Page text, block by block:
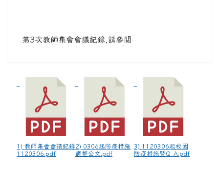
第3次教師集會會議紀錄,請參閱
1) 教師集會會議紀錄
1120306.pdf
2) 0306起防疫措施
調整公文.pdf
3) 1120306起校園
防疫措施暨Q_A.pdf